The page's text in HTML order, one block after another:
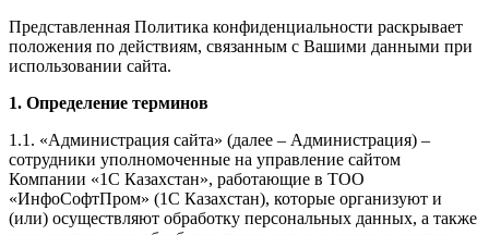
Представленная Политика конфиденциальности раскрывает
положения по действиям, связанным с Вашими данными при
использовании сайта.
1. Определение терминов
1.1. «Администрация сайта» (далее – Администрация) –
сотрудники уполномоченные на управление сайтом
Компании «1С Казахстан», работающие в ТОО
«ИнфоСофтПром» (1С Казахстан), которые организуют и
(или) осуществляют обработку персональных данных, а также